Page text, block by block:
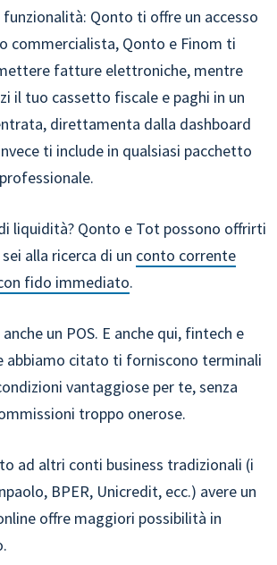
funzionalità: Qonto ti offre un accesso
commercialista, Qonto e Finom ti
fatture elettroniche, mentre
il tuo cassetto fiscale e paghi in un
direttamenta dalla dashboard
ti include in qualsiasi pacchetto
liquidità? Qonto e Tot possono offrirti
alla ricerca di un conto corrente
fido immediato.
un POS. E anche qui, fintech e
abbiamo citato ti forniscono terminali
vantaggiose per te, senza
troppo onerose.
ad altri conti business tradizionali (i
BPER, Unicredit, ecc.) avere un
offre maggiori possibilità in